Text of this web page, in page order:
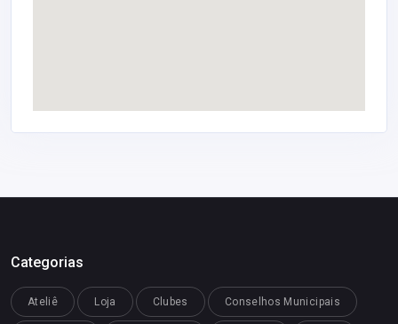
Categorias
Ateliê Loja Clubes Conselhos Municipais